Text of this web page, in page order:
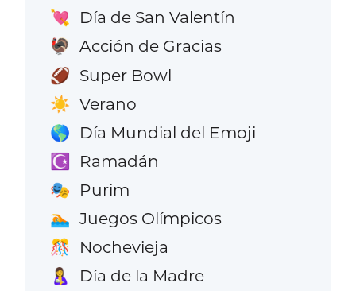
💘 Día de San Valentín
🦃 Acción de Gracias
🏈 Super Bowl
☀️ Verano
🌎 Día Mundial del Emoji
☪️ Ramadán
🎭 Purim
🏊 Juegos Olímpicos
🎊 Nochevieja
🤱 Día de la Madre